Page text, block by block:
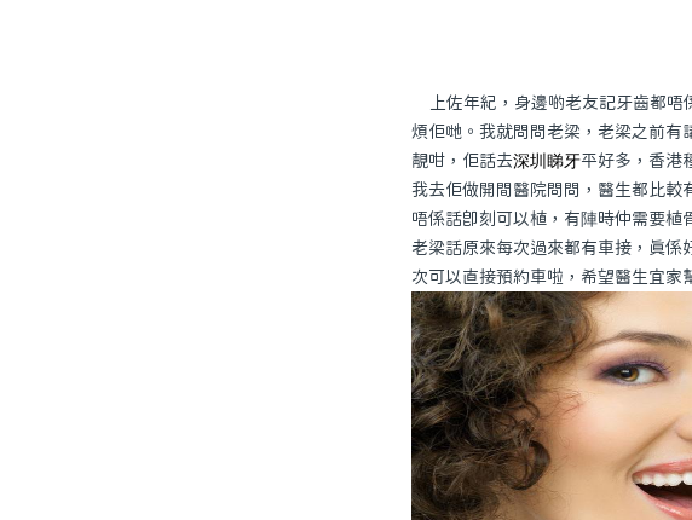
上佐年紀，身邊啲老友記牙齒都
煩佢哋。我就問問老梁，老梁之前有
靚咁，佢話去深圳睇牙平好多，香港
我去佢做開間醫院問問，醫生都比
唔係話即刻可以植，有陣時仲需要植
老梁話原來每次過來都有車接，真
次可以直接預約車啦，希望醫生宜家